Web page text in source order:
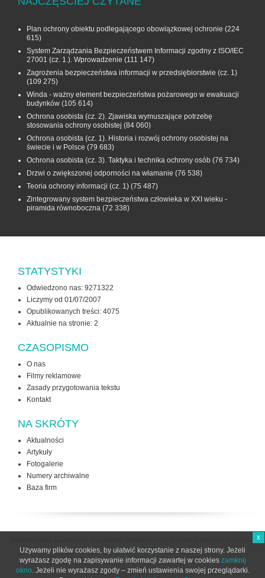
Plan ochrony obiektu podlegającego obowiązkowej ochronie (224
615)
System Zarządzania Bezpieczeństwem Informacji zgodny z ISO/IEC
27001 (cz. 1.). Wprowadzenie (111 147)
Zagrożenia bezpieczeństwa informacji w przedsiębiorstwie (cz. 1)
(109 275)
Winda - ważny element bezpieczeństwa pożarowego w ewakuacji
budynków (105 614)
Ochrona osobista (cz. 2). Zjawiska wymuszające potrzebę
stosowania ochrony osobistej (84 060)
Ochrona osobista (cz. 1). Historia i rozwój ochrony osobistej na
świecie i w Polsce (79 683)
Ochrona osobista (cz. 3). Taktyka i technika ochrony osób (76 734)
Drzwi o zwiększonej odporności na włamanie (76 538)
Teoria ochrony informacji (cz. 1) (75 487)
Zintegrowany system bezpieczeństwa człowieka w XXI wieku -
piramida równoboczna (72 338)
STATYSTYKI
Odwiedzono nas: 9271322
Liczymy od 01/07/2007
Opublikowanych treści: 4075
Aktualnie na stronie: 2
CZASOPISMO
O nas
Filmy reklamowe
Zasady przygotowania tekstu
Kontakt
NA SKRÓTY
Aktualności
Artykuły
Fotogalerie
Numery archiwalne
Baza firm
użytkowania strony
x
Używamy plików cookies, by ułatwić korzystanie z naszej strony. Jeżeli
wyrażasz zgodę na zapisywanie informacji zawartej w cookies zamknij
okno. Jeżeli nie wyrażasz zgody – zmień ustawienia swojej przeglądarki.